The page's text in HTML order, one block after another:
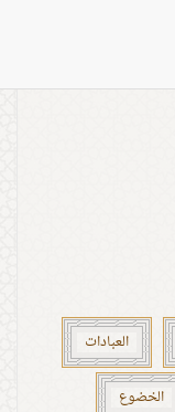
العبادات
الخضوع